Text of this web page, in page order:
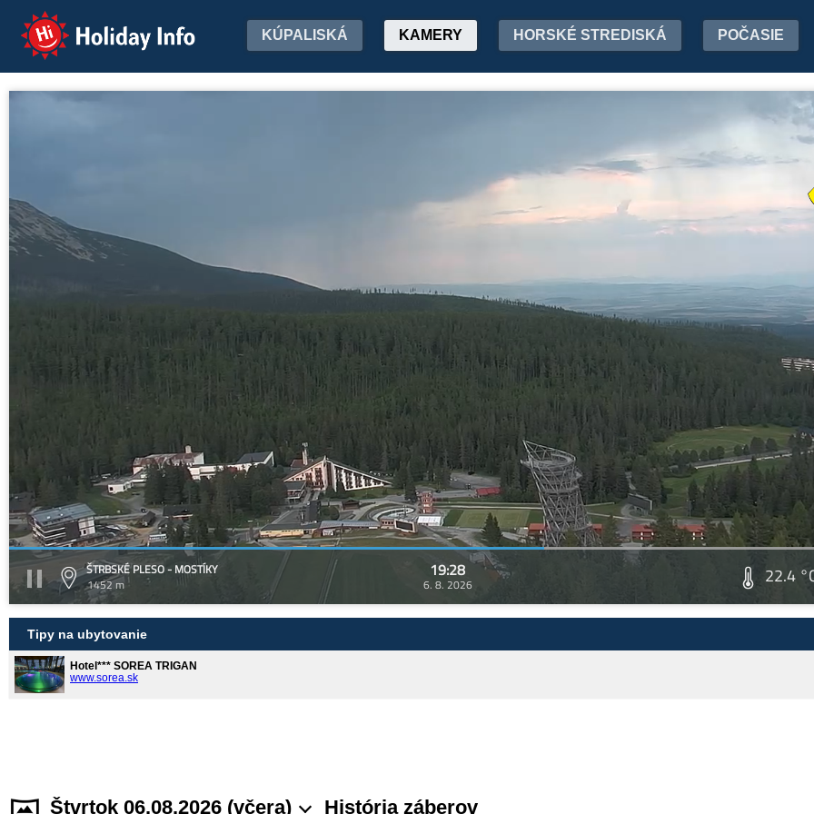
Holiday Info KÚPALISKÁ KAMERY HORSKÉ STREDISKÁ POČASIE
ŠTRBSKÉ PLESO - MOSTÍKY
1452 m
19:28
6. 8. 2026 22.4
Tipy na ubytovanie
Hotel*** SOREA TRIGAN
www.sorea.sk
Štvrtok 06.08.2026 (včera) História záberov